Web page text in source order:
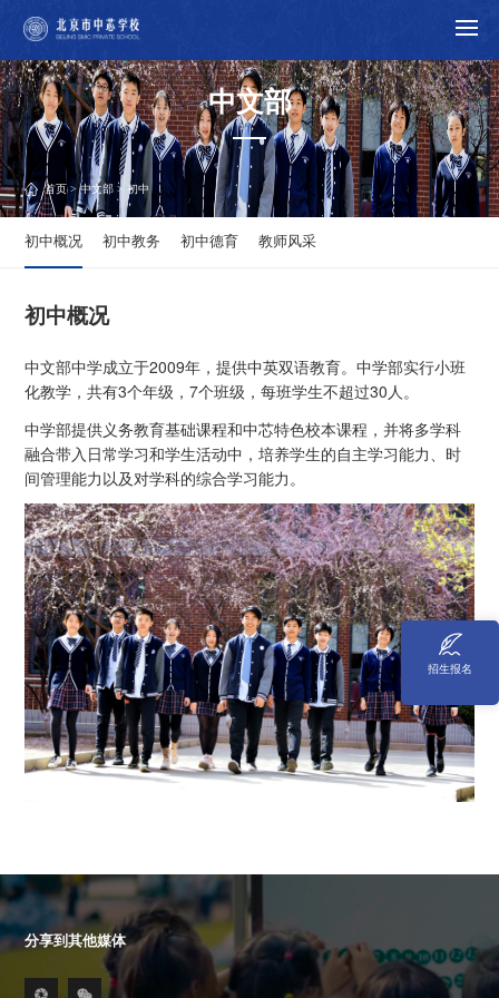
中文部
首页>中文部 > 初中
初中概况 初中教务 初中德育 教师风采
初中概况
中文部中学成立于2009年，提供中英双语教育。中学部实行小班
化教学，共有3个年级，7个班级，每班学生不超过30人。
中学部提供义务教育基础课程和中芯特色校本课程，并将多学科
融合带入日常学习和学生活动中，培养学生的自主学习能力、时
间管理能力以及对学科的综合学习能力。
分享到其他媒体
招生报名